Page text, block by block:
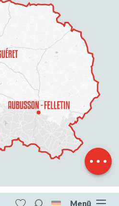
Menü
Beschreibung
Preise
Per E-Mail
kontaktieren